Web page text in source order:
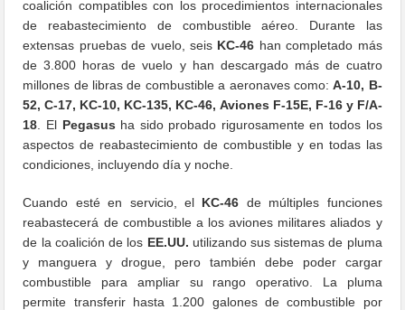
coalición compatibles con los procedimientos internacionales
de reabastecimiento de combustible aéreo. Durante las
extensas pruebas de vuelo, seis KC-46 han completado más
de 3.800 horas de vuelo y han descargado más de cuatro
millones de libras de combustible a aeronaves como:A-10, B-
52, C-17, KC-10, KC-135, KC-46, Aviones F-15E, F-16 y F/A-
18 . El Pegasus ha sido probado rigurosamente en todos los
aspectos de reabastecimiento de combustible y en todas las
condiciones, incluyendo día y noche.
Cuando esté en servicio, el KC-46 de múltiples funciones
reabastecerá de combustible a los aviones militares aliados y
de la coalición de los EE.UU. utilizando sus sistemas de pluma
y manguera y drogue, pero también debe poder cargar
combustible para ampliar su rango operativo. La pluma
permite transferir hasta 1.200 galones de combustible por